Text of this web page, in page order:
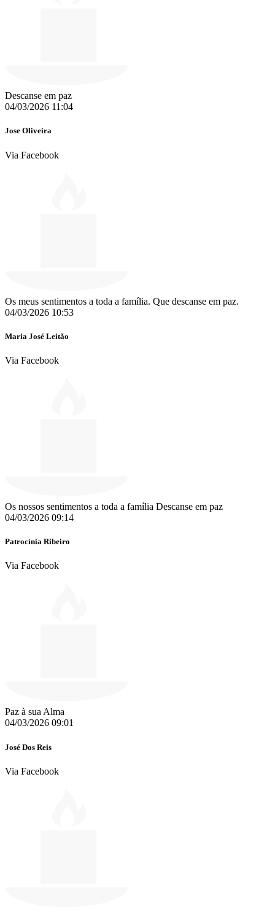
Descanse em paz
04/03/2026 11:04
Jose Oliveira
Via Facebook
Os meus sentimentos a toda a família. Que descanse em paz.
04/03/2026 10:53
Maria José Leitão
Via Facebook
Os nossos sentimentos a toda a família Descanse em paz
04/03/2026 09:14
Patrocínia Ribeiro
Via Facebook
Paz à sua Alma
04/03/2026 09:01
José Dos Reis
Via Facebook